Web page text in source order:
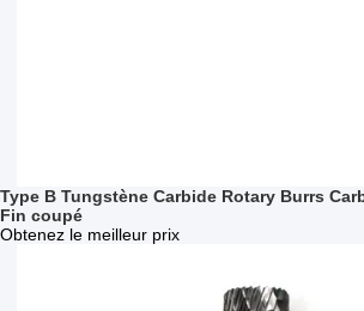
Type B Tungstène Carbide Rotary Burrs
Fin coupé
Obtenez le meilleur prix